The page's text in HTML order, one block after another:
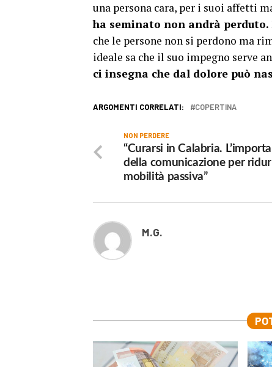
una persona cara, per i suoi affetti
ha seminato non andrà perduto.
che le persone non si perdono ma
ideale sa che il suo impegno serve
ci insegna che dal dolore può
ARGOMENTI CORRELATI: COPERTINA
NON PERDERE
“Curarsi in Calabria.
della comunicazione per
mobilità passiva”
M.G.